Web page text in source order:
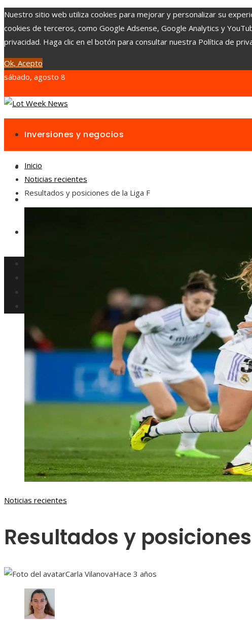
Nuestro sitio web utiliza cookies para mejorar y personalizar su
cookies de terceros, como Google Adsense, Google Analytics y
privacidad. Haga clic en el botón para consultar nuestra Política de
Ok, Acepto
sábado, agosto 8
Inversiones y negocios
Responsabilidad social
Cultura y ocio
Inicio
Noticias recientes
Resultados y posiciones de la Liga F
Noticias recientes
Resultados y
Carla VilanovaHace 3 años